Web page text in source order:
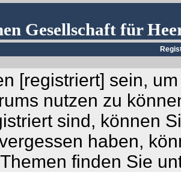
Gesellschaft für
[registriert] sein,
nutzen zu
sind, können
haben,
finden Sie